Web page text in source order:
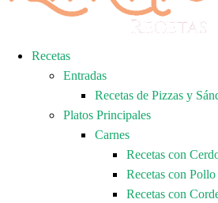
Recetas
Entradas
Recetas de Pizzas y
Platos Principales
Carnes
Recetas con
Recetas con Pollo
Recetas con